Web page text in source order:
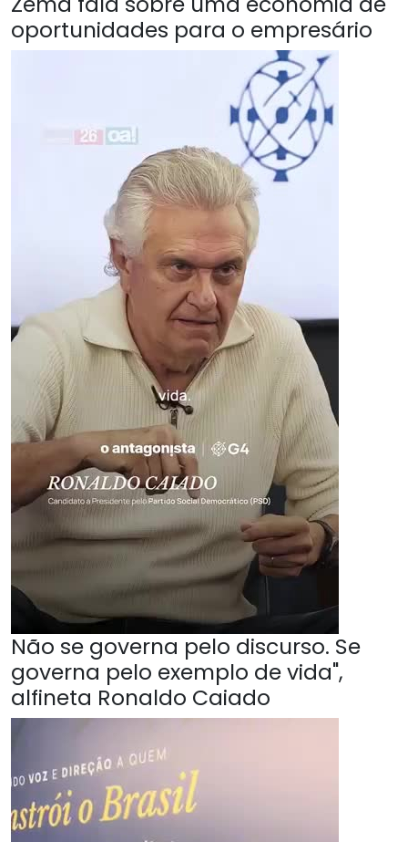
oportunidades para o empresário
Não se governa pelo discurso. Se
governa pelo exemplo de vida",
alfineta Ronaldo Caiado